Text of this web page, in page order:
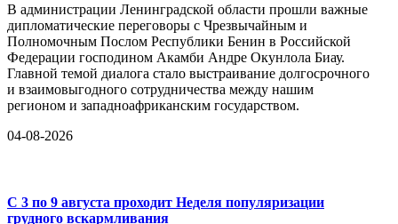
В администрации Ленинградской области прошли важные
дипломатические переговоры с Чрезвычайным и
Полномочным Послом Республики Бенин в Российской
Федерации господином Акамби Андре Окунлола Биау.
Главной темой диалога стало выстраивание долгосрочного
и взаимовыгодного сотрудничества между нашим
регионом и западноафриканским государством.
04-08-2026
С 3 по 9 августа проходит Неделя популяризации
грудного вскармливания